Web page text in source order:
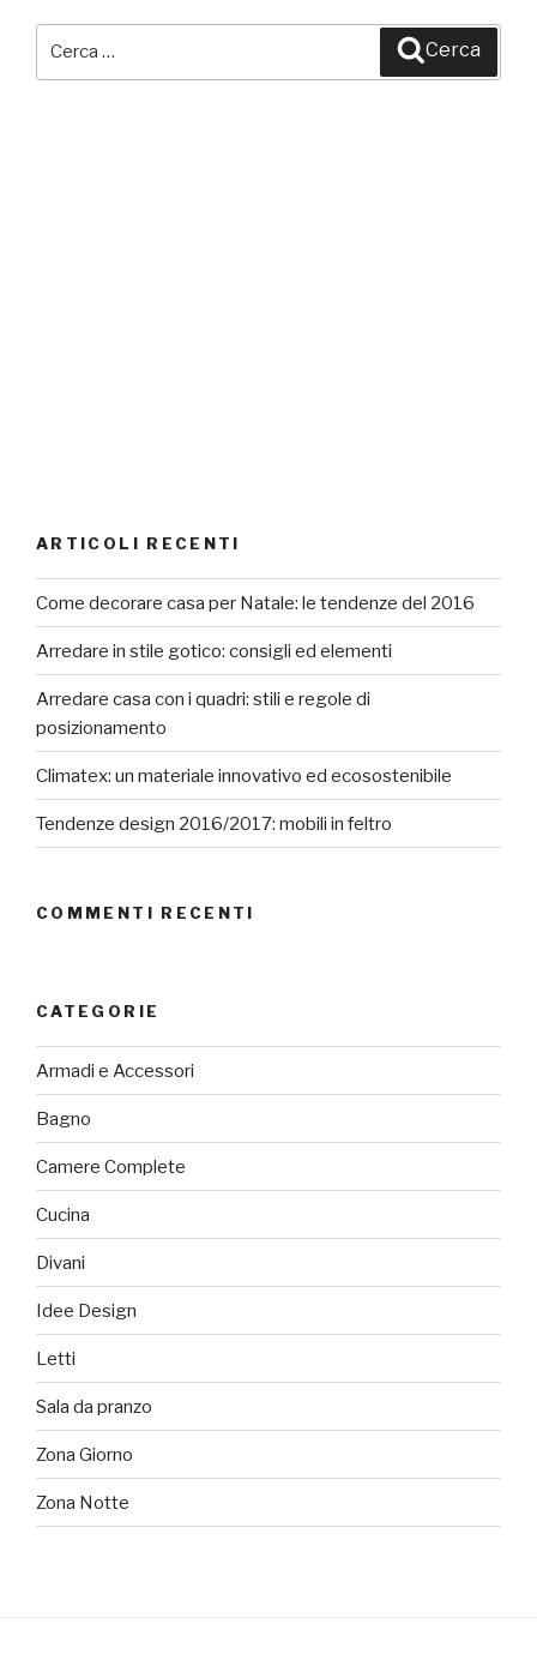
Cerca
ARTICOLI RECENTI
Come decorare casa per Natale: le tendenze del 2016
Arredare in stile gotico: consigli ed elementi
Arredare casa con i quadri: stili e regole di
posizionamento
Climatex: un materiale innovativo ed ecosostenibile
Tendenze design 2016/2017: mobili in feltro
COMMENTI RECENTI
CATEGORIE
Armadi e Accessori
Bagno
Camere Complete
Cucina
Divani
Idee Design
Letti
Sala da pranzo
Zona Giorno
Zona Notte